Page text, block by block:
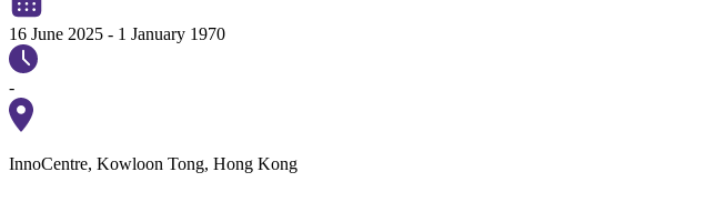
16 June 2025 - 1 January 1970
-
InnoCentre, Kowloon Tong, Hong Kong